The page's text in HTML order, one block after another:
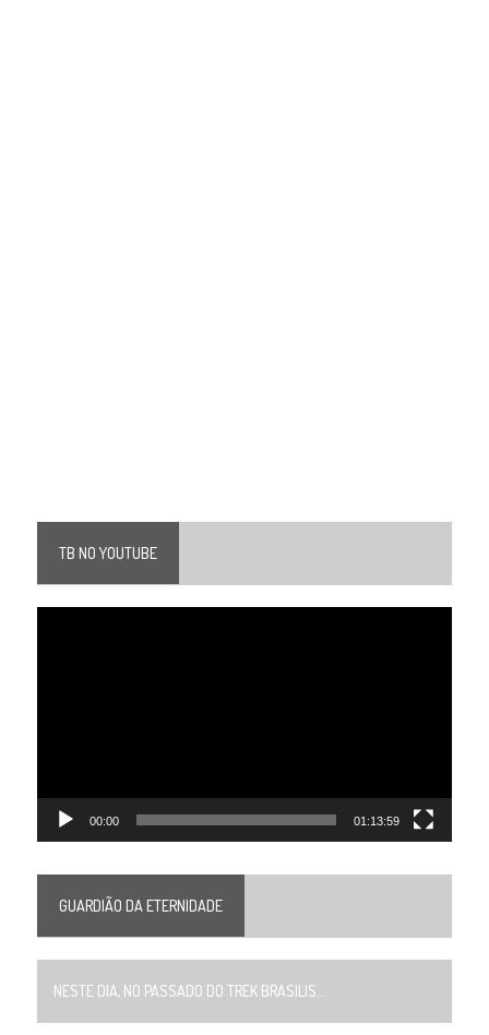
TB NO YOUTUBE
00:00 01:13:59
GUARDIÃO DA ETERNIDADE
NESTE DIA, NO PASSADO DO TREK BRASILIS...